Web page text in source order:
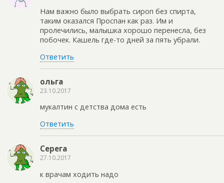
Нам важно было выбрать сироп без спирта,
таким оказался Проспан как раз. Им и
пролечились, малышка хорошо перенесла, без
побочек. Кашель где-то дней за пять убрали.
Ответить
ольга
23.10.2017
мукалтин с детства дома есть
Ответить
Серега
27.10.2017
к врачам ходить надо